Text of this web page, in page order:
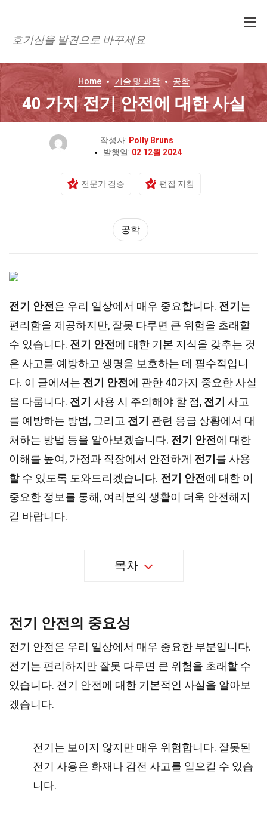
호기심을 발견으로 바꾸세요
Home 기술 및 과학 공학
40 가지 전기 안전에 대한 사실
작성자: Polly Bruns
발행일: 02 12월 2024
전문가 검증 편집 지침
공학
전기 안전 은 우리 일상에서 매우 중요합니다. 전기 는
편리함을 제공하지만, 잘못 다루면 큰 위험을 초래할
수 있습니다. 전기 안전 에 대한 기본 지식을 갖추는 것
은 사고를 예방하고 생명을 보호하는 데 필수적입니
다. 이 글에서는 전기 안전 에 관한 40가지 중요한 사실
을 다룹니다. 전기 사용 시 주의해야 할 점, 전기 사고
를 예방하는 방법, 그리고 전기 관련 응급 상황에서 대
처하는 방법 등을 알아보겠습니다. 전기 안전 에 대한
이해를 높여, 가정과 직장에서 안전하게 전기 를 사용
할 수 있도록 도와드리겠습니다. 전기 안전 에 대한 이
중요한 정보를 통해, 여러분의 생활이 더욱 안전해지
길 바랍니다.
목차
전기 안전의 중요성
전기 안전은 우리 일상에서 매우 중요한 부분입니다.
전기는 편리하지만 잘못 다루면 큰 위험을 초래할 수
있습니다. 전기 안전에 대한 기본적인 사실을 알아보
겠습니다.
전기는 보이지 않지만 매우 위험합니다. 잘못된
전기 사용은 화재나 감전 사고를 일으킬 수 있습
니다.